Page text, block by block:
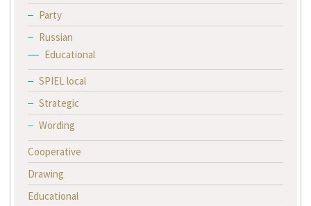
Party
Russian
Educational
SPIEL local
Strategic
Wording
Cooperative
Drawing
Educational